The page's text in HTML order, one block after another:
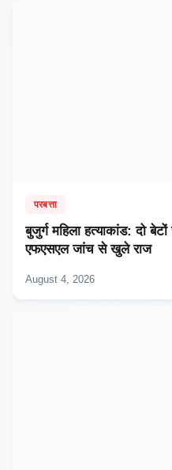
परबत्ता
बुजुर्ग महिला हत्याकांड: दो
एफएसएल जांच से खुले राज
August 4, 2026